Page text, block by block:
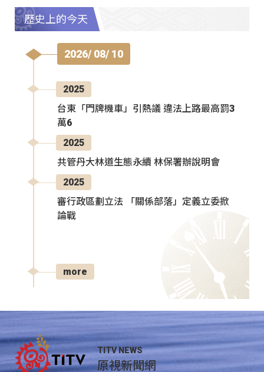
歷史上的今天
2026/ 08/ 10
2025
台東「門牌機車」引熱議 違法上路最高罰3
萬6
2025
共管丹大林道生態永續 林保署辦說明會
2025
審行政區劃立法 「關係部落」定義立委掀
論戰
more
TITV NEWS
原視新聞網